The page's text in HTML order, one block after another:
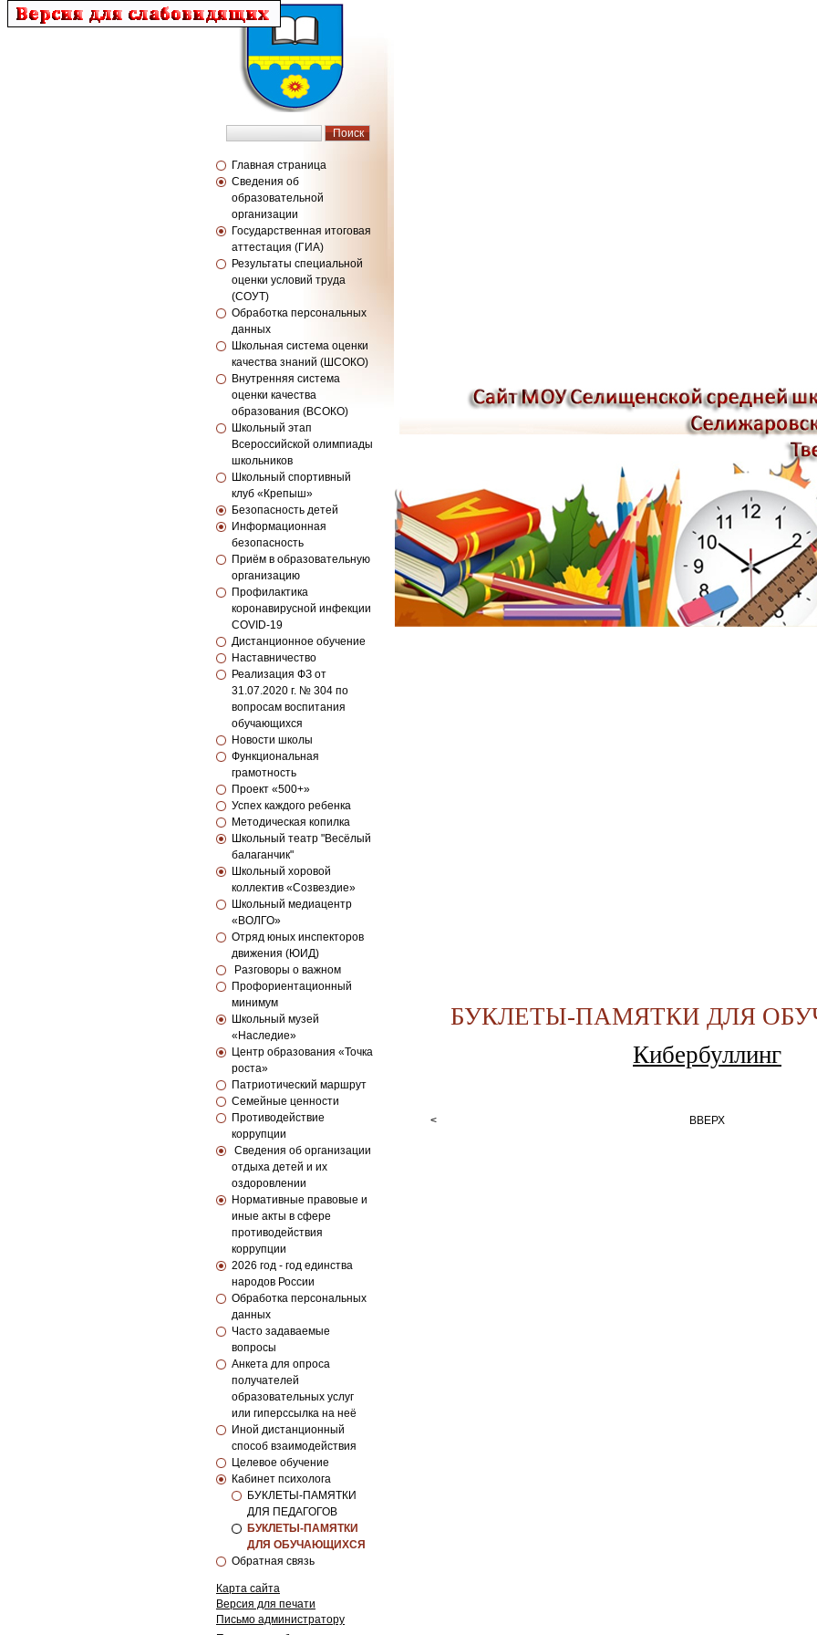
Главная страница
Сведения об
образовательной
организации
Государственная итоговая
аттестация (ГИА)
Результаты специальной
оценки условий труда
(СОУТ)
Обработка персональных
данных
Школьная система оценки
качества знаний (ШСОКО)
Внутренняя система
оценки качества
образования (ВСОКО)
Школьный этап
Всероссийской олимпиады
школьников
Школьный спортивный
клуб «Крепыш»
Безопасность детей
Информационная
безопасность
Приём в образовательную
организацию
Профилактика
коронавирусной инфекции
COVID-19
Дистанционное обучение
Наставничество
Реализация ФЗ от
31.07.2020 г. № 304 по
вопросам воспитания
обучающихся
Новости школы
Функциональная
грамотность
Проект «500+»
Успех каждого ребенка
Методическая копилка
Школьный театр "Весёлый
балаганчик"
Школьный хоровой
коллектив «Созвездие»
Школьный медиацентр
«ВОЛГО»
Отряд юных инспекторов
движения (ЮИД)
Разговоры о важном
Профориентационный
минимум
Школьный музей
«Наследие»
Центр образования «Точка
роста»
Патриотический маршрут
Семейные ценности
Противодействие
коррупции
Сведения об организации
отдыха детей и их
оздоровлении
Нормативные правовые и
иные акты в сфере
противодействия
коррупции
2026 год - год единства
народов России
Обработка персональных
данных
Часто задаваемые
вопросы
Анкета для опроса
получателей
образовательных услуг
или гиперссылка на неё
Иной дистанционный
способ взаимодействия
Целевое обучение
Кабинет психолога
БУКЛЕТЫ-ПАМЯТКИ
ДЛЯ ПЕДАГОГОВ
БУКЛЕТЫ-ПАМЯТКИ
ДЛЯ ОБУЧАЮЩИХСЯ
Обратная связь
Карта сайта
Версия для печати
Письмо администратору
БУКЛЕТЫ-ПАМЯТКИ ДЛЯ
Кибербуллинг
< ВВЕРХ